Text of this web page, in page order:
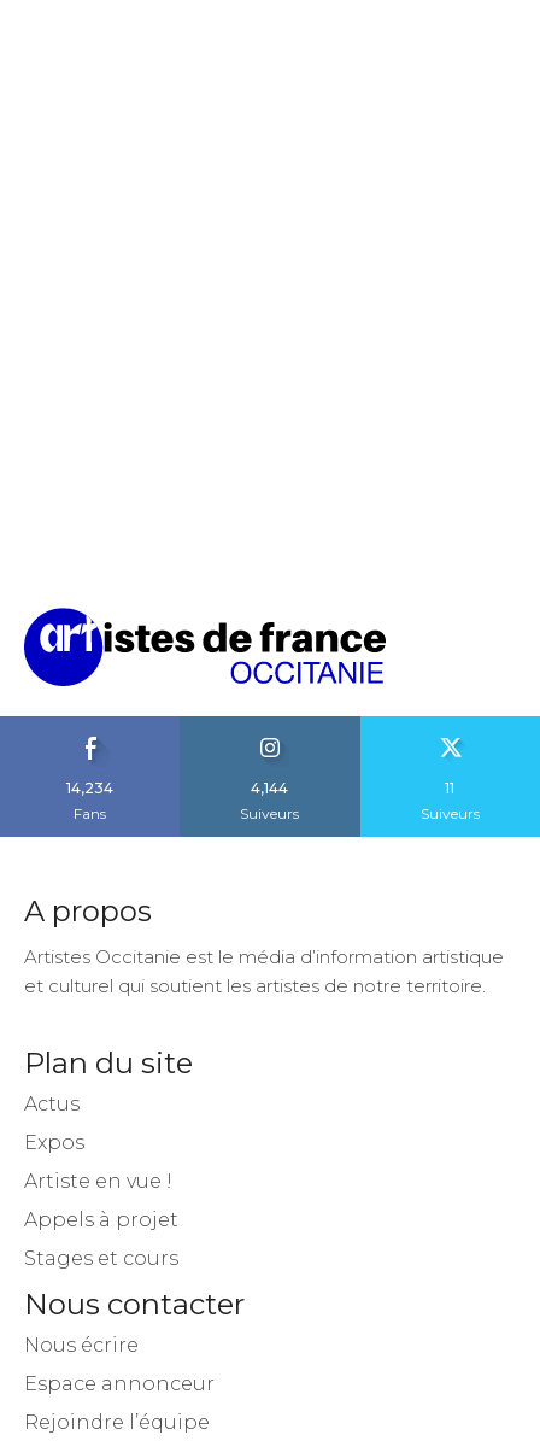
14,234
Fans
4,144
Suiveurs
11
Suiveurs
A propos
Artistes Occitanie est le média d’information artistique
et culturel qui soutient les artistes de notre territoire.
Plan du site
Actus
Expos
Artiste en vue !
Appels à projet
Stages et cours
Nous contacter
Nous écrire
Espace annonceur
Rejoindre l’équipe